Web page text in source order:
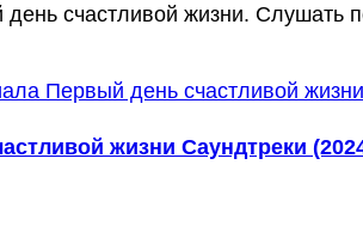
счастливой жизни. Слушать
жизни Саундтреки